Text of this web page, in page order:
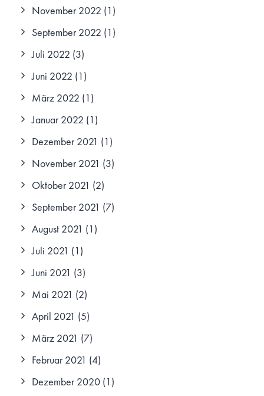
November 2022 (1)
September 2022 (1)
Juli 2022 (3)
Juni 2022 (1)
März 2022 (1)
Januar 2022 (1)
Dezember 2021 (1)
November 2021 (3)
Oktober 2021 (2)
September 2021 (7)
August 2021 (1)
Juli 2021 (1)
Juni 2021 (3)
Mai 2021 (2)
April 2021 (5)
März 2021 (7)
Februar 2021 (4)
Dezember 2020 (1)